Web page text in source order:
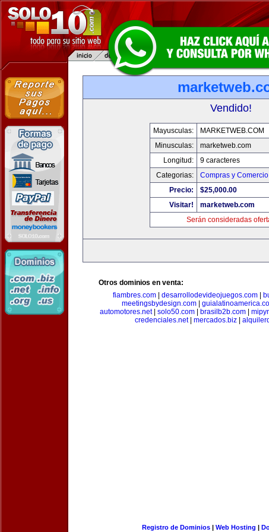
Vendido!
Mayusculas:
MARKETWEB.COM
Minusculas:
marketweb.com
Longitud:
9 caracteres
Categorias:
Compras y
Precio:
$25,000.00
Visitar!
marketweb.com
Serán consideradas
Otros dominios en venta:
fiambres.com| desarrollodevideojuegos.com|
meetingsbydesign.com
automotores.net| solo50.com brasilb2b.com
credenciales.net| mercados.biz|
Registro de Dominios| Web Hosting |